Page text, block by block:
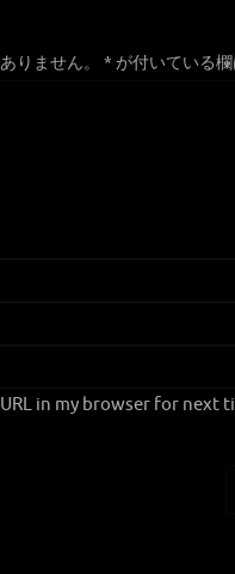
りません。 * が付いている
in my browser for next